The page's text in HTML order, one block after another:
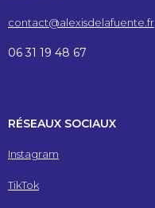
contact@alexisdelafuente.fr
06 31 19 48 67
RÉSEAUX SOCIAUX
Instagram
TikTok